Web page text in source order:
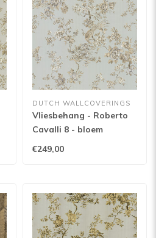
DUTCH WALLCOVERINGS
Vliesbehang - Roberto
Cavalli 8 - bloem
zilver/beige - 19047
€249,00